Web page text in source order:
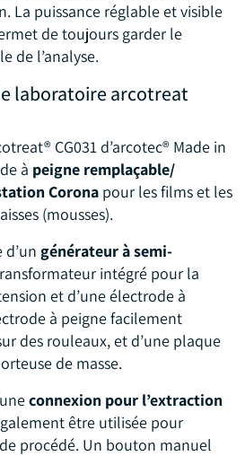
La puissance réglable et visible
de toujours garder le
de l’analyse.
laboratoire arcotreat
CG031 d’arcotec® Made in
à peigne remplaçable/
Corona pour les films et les
(mousses).
d’un générateur à semi-
intégré pour la
et d’une électrode à
à peigne facilement
des rouleaux, et d’une plaque
de masse.
connexion pour l’extraction
être utilisée pour
procédé. Un bouton manuel